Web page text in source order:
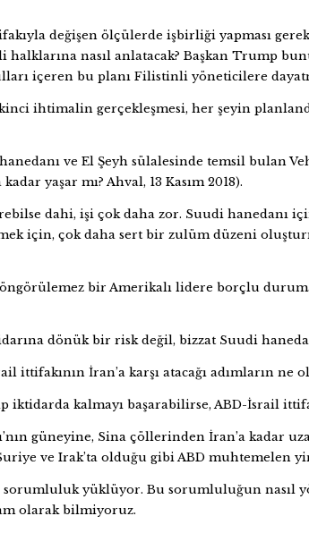
değişen ölçülerde işbirliği yapması
nasıl anlatacak? Başkan Trump
içeren bu planı Filistinli yöneticilere
ihtimalin gerçekleşmesi, her şeyin
ve El Şeyh sülalesinde temsil bulan
yaşar mı? Ahval, 13 Kasım 2018).
dahi, işi çok daha zor. Suudi
için, çok daha sert bir zulüm düzeni
bir Amerikalı lidere borçlu
dönük bir risk değil, bizzat Suudi
İran’a karşı atacağı adımların ne
iktidarda kalmayı başarabilirse, ABD-İsrail
güneyine, Sina çöllerinden İran’a
ve Irak’ta olduğu gibi ABD muhtemelen
sorumluluk yüklüyor. Bu sorumluluğun
olarak bilmiyoruz.